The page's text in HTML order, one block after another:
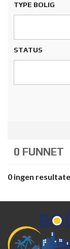
TYPE BOLIG
STATUS
0 FUNNET
0 ingen